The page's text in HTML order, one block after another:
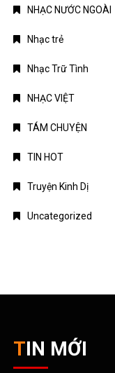
NHẠC NƯỚC NGOÀI
Nhạc trẻ
Nhạc Trữ Tình
NHẠC VIỆT
TÁM CHUYỆN
TIN HOT
Truyện Kinh Dị
Uncategorized
TIN MỚI